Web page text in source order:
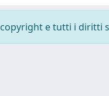
e tutti i diritti